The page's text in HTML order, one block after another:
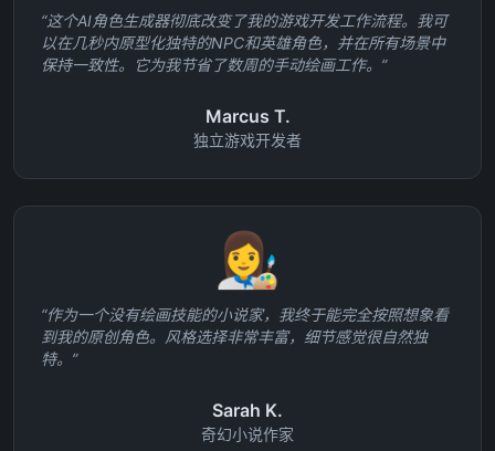
“这个AI角色生成器彻底改变了我的游戏开发工作流程。我可
以在几秒内原型化独特的NPC和英雄角色，并在所有场景中
保持一致性。它为我节省了数周的手动绘画工作。 ”
Marcus T.
独立游戏开发者
👩‍🎨
“作为一个没有绘画技能的小说家，我终于能完全按照想象看
到我的原创角色。风格选择非常丰富，细节感觉很自然独
特。 ”
Sarah K.
奇幻小说作家